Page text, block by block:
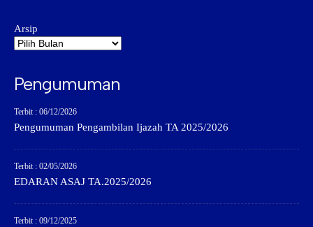
Arsip
Pengumuman
Terbit : 06/12/2026
Pengumuman Pengambilan Ijazah TA 2025/2026
Terbit : 02/05/2026
EDARAN ASAJ TA.2025/2026
Terbit : 09/12/2025